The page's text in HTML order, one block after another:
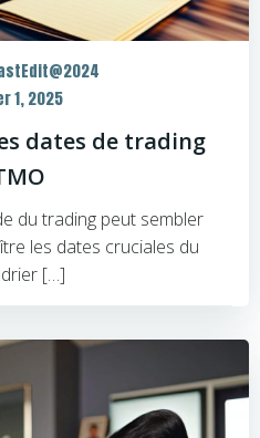
1, 2025
dates de trading
du trading peut sembler
les dates cruciales du
[…]